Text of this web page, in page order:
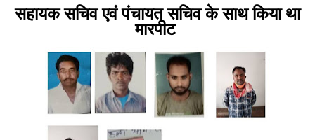
सहायक सचिव एवं पंचायत सचिव के साथ किया था
मारपीट